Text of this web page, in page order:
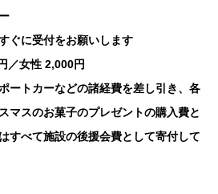
付をお願いします
／女性 2,000円
ーなどの諸経費を差し引き、各
マスのお菓子のプレゼントの購入費と
すべて施設の後援会費として寄付して